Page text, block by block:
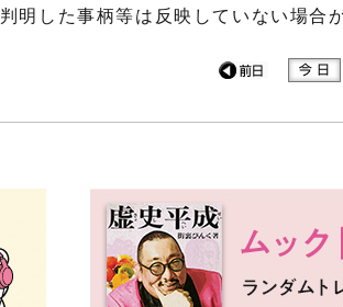
した事柄等は反映していない場合が